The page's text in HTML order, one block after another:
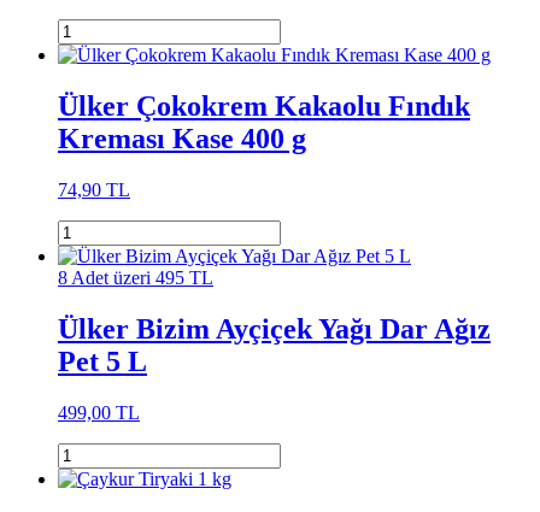
Ülker Çokokrem Kakaolu Fındık
Kreması Kase 400 g
74,90 TL
8 Adet üzeri 495 TL
Ülker Bizim Ayçiçek Yağı Dar Ağız
Pet 5 L
499,00 TL